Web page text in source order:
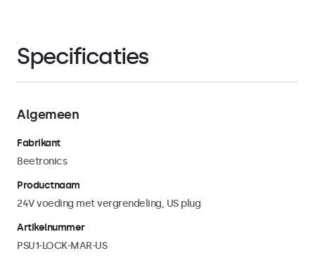
Specificaties
Algemeen
Fabrikant
Beetronics
Productnaam
24V voeding met vergrendeling, US plug
Artikelnummer
PSU1-LOCK-MAR-US